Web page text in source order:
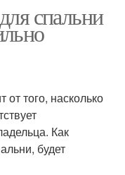
спальни
того, насколько
Как
будет